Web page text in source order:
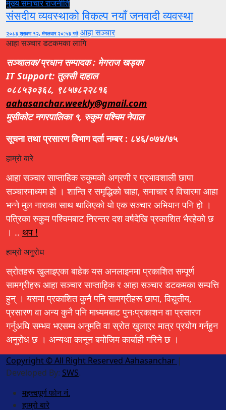
मुख्य समाचारराजनीति
संसदीय व्यवस्थाको विकल्प नयाँ जनवादी व्यवस्था
२०८३ श्रावण १२, मंगलवार २०:५३ गते आहा सञ्चार
आहा सञ्चार डटकमका लागि
सञ्चालक/प्रधान सम्पादक : मेगराज खड्का
IT Support: तुलसी दाहाल
०८८५३०३६८, ९८५७८२२८१६
aahasanchar.weekly@gmail.com
मुसीकोट नगरपालिका १, रुकुम पश्चिम नेपाल
सूचना तथा प्रसारण विभाग दर्ता नम्बर : ८४६/०७४/७५
हाम्रो बारे
आहा सञ्चार साप्ताहिक रुकुमको अग्रणी र प्रभावशाली छापा
सञ्चारमाध्यम हो । शान्ति र समृद्धिको चाहा, समाचार र विचारमा आहा
भन्ने मुल नाराका साथ थालिएको यो एक सञ्चार अभियान पनि हो ।
पत्रिका रुकुम पश्चिमबाट निरन्तर दश वर्षदेखि प्रकाशित भैरहेको छ
। .. थप !
हाम्रो अनुरोध
स्रोतहरू खुलाइएका बाहेक यस अनलाइनमा प्रकाशित सम्पूर्ण
सामग्रीहरू आहा सञ्चार साप्ताहिक र आहा सञ्चार डटकमका सम्पत्ति
हुन् । यसमा प्रकाशित कुनै पनि सामग्रीहरू छापा, विद्युतीय,
प्रसारण वा अन्य कुनै पनि माध्यमबाट पुनःप्रकाशन वा प्रसारण
गर्नुअघि सम्भव भएसम्म अनुमति वा स्रोत खुलाएर मात्र प्रयोग गर्नहुन
अनुरोध छ । अन्यथा कानून बमोजिम कार्बाही गरिने छ ।
Copyright © All Right Reserved Aahasanchar |
Developed By: SWS.
महत्त्वपूर्ण फोन नं.
हाम्रो बारे